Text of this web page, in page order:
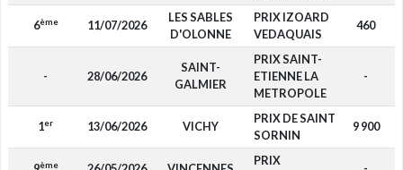
6ème 11/07/2026
LES SABLES
D'OLONNE
PRIX IZOARD
VEDAQUAIS
460
- 28/06/2026
SAINT-
GALMIER
PRIX SAINT-
ETIENNE LA
METROPOLE
-
1er 13/06/2026 VICHY
PRIX DE SAINT
SORNIN
9 900
ème
PRIX